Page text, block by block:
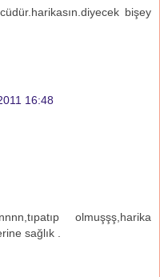
bişey
16:48
olmuşşş,harika
sağlık .